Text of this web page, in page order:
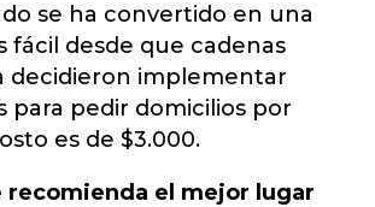
se ha convertido en una
fácil desde que cadenas
decidieron implementar
para pedir domicilios por
es de $3.000.
recomienda el mejor lugar